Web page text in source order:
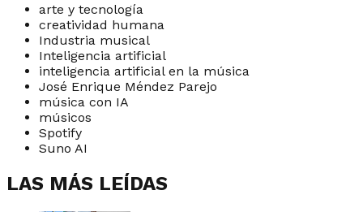
arte y tecnología
creatividad humana
Industria musical
Inteligencia artificial
inteligencia artificial en la música
José Enrique Méndez Parejo
música con IA
músicos
Spotify
Suno AI
LAS MÁS LEÍDAS